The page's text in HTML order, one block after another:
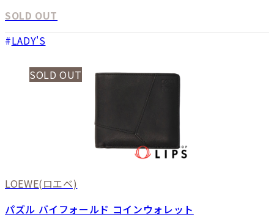
SOLD OUT
LADY'S
SOLD OUT
LOEWE(ロエベ)
パズル バイフォールド コインウォレット